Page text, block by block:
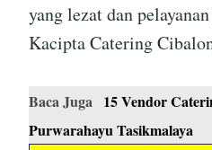
yang lezat dan
Kacipta Catering
Baca Juga
15 Vendor
Purwarahayu Tasikmalaya